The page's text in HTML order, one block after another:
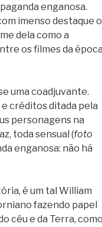
enganosa.
imenso destaque o
dela como a
os filmes da época
uma coadjuvante.
créditos ditada pela
personagens na
toda sensual (foto
enganosa: não há
é um tal William
fazendo papel
céu e da Terra, como